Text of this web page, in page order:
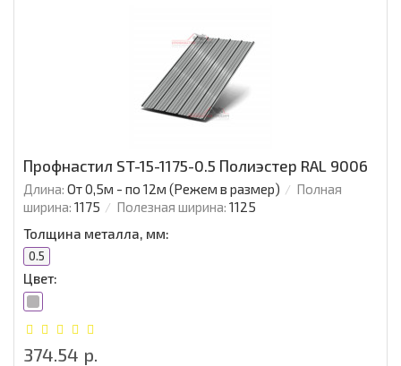
Профнастил ST-15-1175-0.5 Полиэстер RAL 9006
Длина: От 0,5м - по 12м (Режем в размер)
Полная
ширина: 1175 Полезная ширина: 1125
Толщина металла, мм:
0.5
Цвет:
374.54 р.